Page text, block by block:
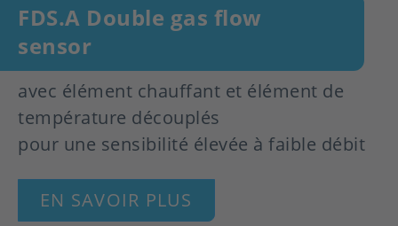
FDS.A Double gas flow
sensor
avec élément chauffant et élément de
température découplés
pour une sensibilité élevée à faible débit
EN SAVOIR PLUS